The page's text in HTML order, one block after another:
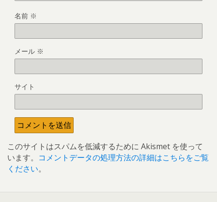
名前 ※
メール ※
サイト
このサイトはスパムを低減するために Akismet を使って
います。 コメントデータの処理方法の詳細はこちらをご覧
ください。